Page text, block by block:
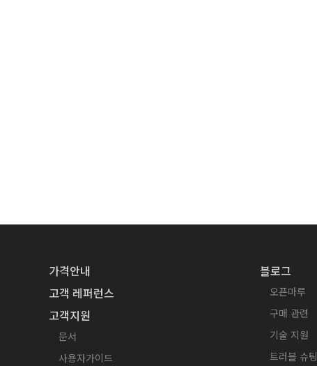
가격안내
고객 레퍼런스
고객지원
문서
사용자가이드
블로그
오픈마루
구매 관련
기술 지원
트러블 슈팅